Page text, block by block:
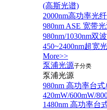
(高斯光谱)
2000nm高功率光
980nm ASE 宽带
980nm/1030nm双
450~2400nm超宽
More>>
泵浦光源子分类
泵浦光源
980nm 高功率台
420mW/600mW/
1480nm 高功率台